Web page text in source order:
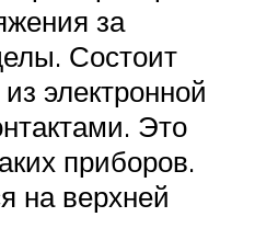
за
Состоит
электронной
Это
приборов.
на верхней